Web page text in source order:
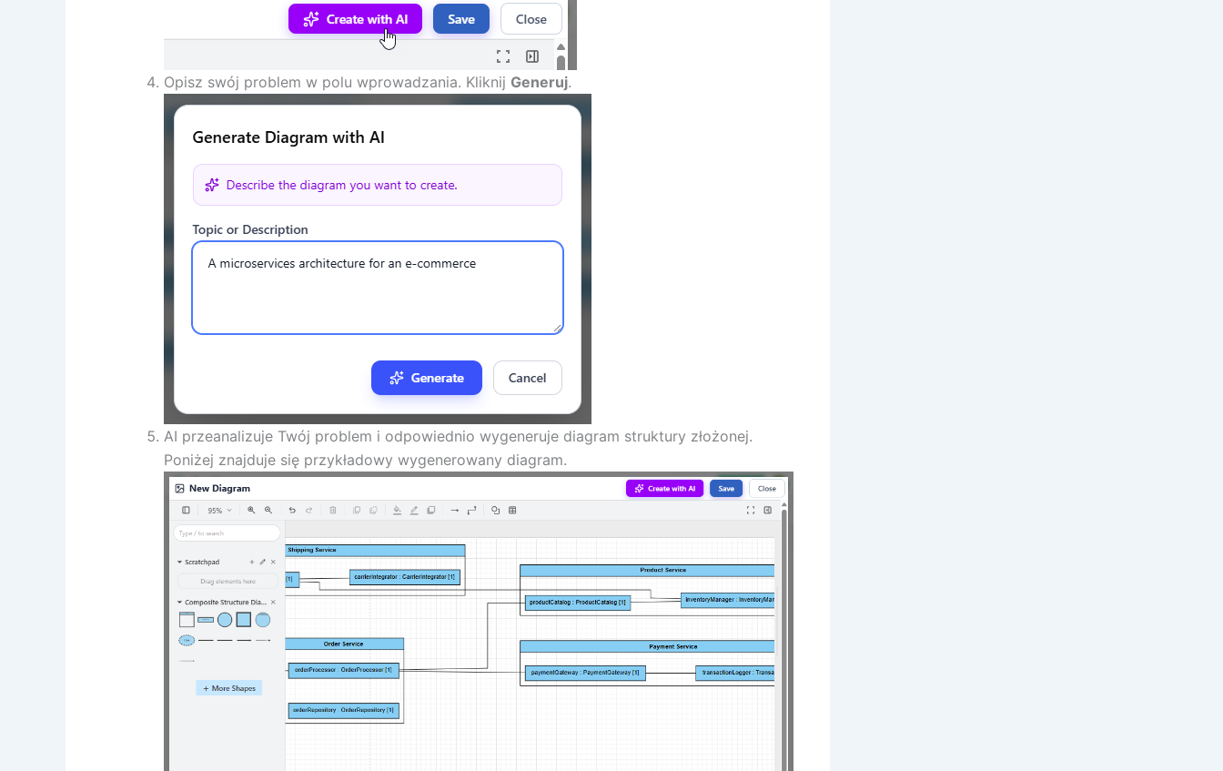
Opisz swój problem w polu wprowadzania. Kliknij Generuj.
AI przeanalizuje Twój problem i odpowiednio wygeneruje diagram struktury złożonej.
Poniżej znajduje się przykładowy wygenerowany diagram.